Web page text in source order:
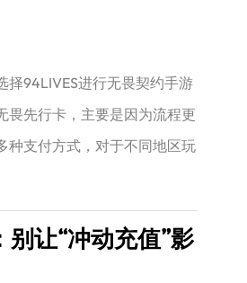
择94LIVES进行无畏契约手游
畏先行卡，主要是因为流程更
种支付方式，对于不同地区玩
别让“冲动充值”影